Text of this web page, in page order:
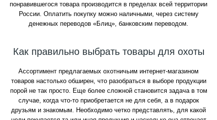
понравившегося товара производится в пределах всей территории
России. Оплатить покупку можно наличными, через систему
денежных переводов «Блиц», банковским переводом.
Как правильно выбрать товары для охоты
Ассортимент предлагаемых охотничьим интернет-магазином
товаров настолько обширен, что разобраться в выборе продукции
порой не так просто. Еще более сложной становится задача в том
случае, когда что-то приобретается не для себя, а в подарок
друзьям и знакомым. Необходимо четко представлять, для какой